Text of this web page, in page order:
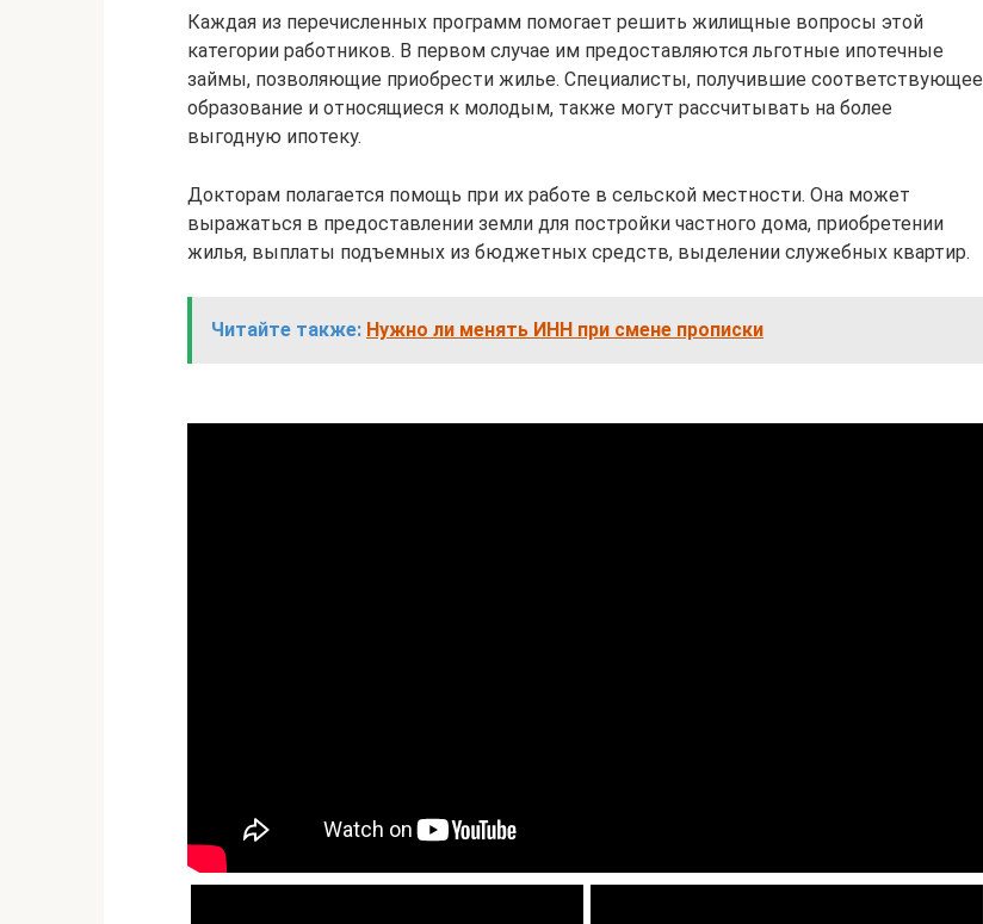
Каждая из перечисленных программ помогает решить жилищные вопросы этой
категории работников. В первом случае им предоставляются льготные ипотечные
займы, позволяющие приобрести жилье. Специалисты, получившие соответствующее
образование и относящиеся к молодым, также могут рассчитывать на более
выгодную ипотеку.
Докторам полагается помощь при их работе в сельской местности. Она может
выражаться в предоставлении земли для постройки частного дома, приобретении
жилья, выплаты подъемных из бюджетных средств, выделении служебных квартир.
Читайте также: Нужно ли менять ИНН при смене прописки